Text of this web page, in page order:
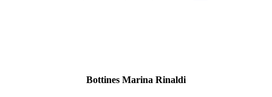
Bottines Marina Rinaldi